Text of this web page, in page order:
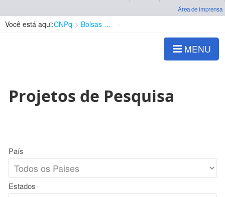
Área de imprensa
Você está aqui:CNPq Bolsas e Auxílios Vigentes
MENU
Projetos de Pesquisa
País
Estados